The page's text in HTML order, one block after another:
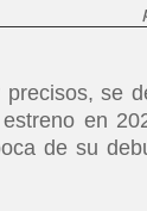
se
en
de su